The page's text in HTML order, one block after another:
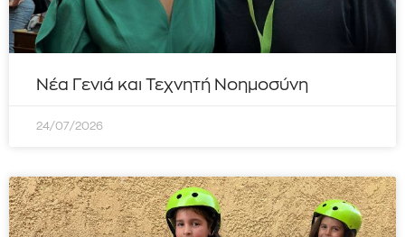
Νέα Γενιά και Τεχνητή Νοημοσύνη
24/07/2026